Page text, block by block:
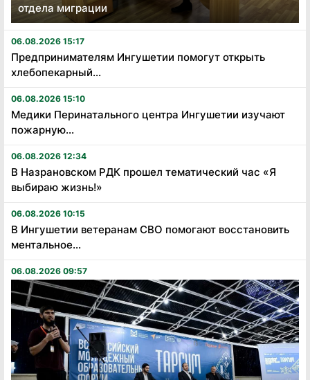
отдела миграции
06.08.2026 15:17
Предпринимателям Ингушетии помогут открыть
хлебопекарный...
06.08.2026 15:10
Медики Перинатального центра Ингушетии изучают
пожарную...
06.08.2026 12:34
В Назрановском РДК прошел тематический час «Я
выбираю жизнь!»
06.08.2026 10:15
В Ингушетии ветеранам СВО помогают восстановить
ментальное...
06.08.2026 09:57